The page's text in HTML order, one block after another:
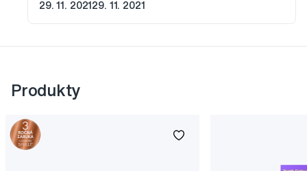
29. 11. 2021 29. 11. 2021
Produkty